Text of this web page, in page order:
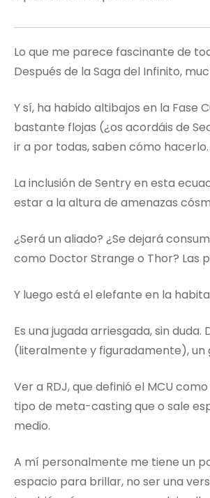
Lo que me parece fascinante de
Después de la Saga del Infinito,
Y sí, ha habido altibajos en la Fase
bastante flojas (¿os acordáis de
ir a por todas, saben cómo hacerlo.
La inclusión de Sentry en esta
estar a la altura de amenazas
¿Será un aliado? ¿Se dejará
como Doctor Strange o Thor? Las
Y luego está el elefante en la
Es una jugada arriesgada, sin
(literalmente y figuradamente), un
Ver a RDJ, que definió el MCU
tipo de meta-casting que o sale
medio.
A mí personalmente me tiene un
espacio para brillar, no ser una